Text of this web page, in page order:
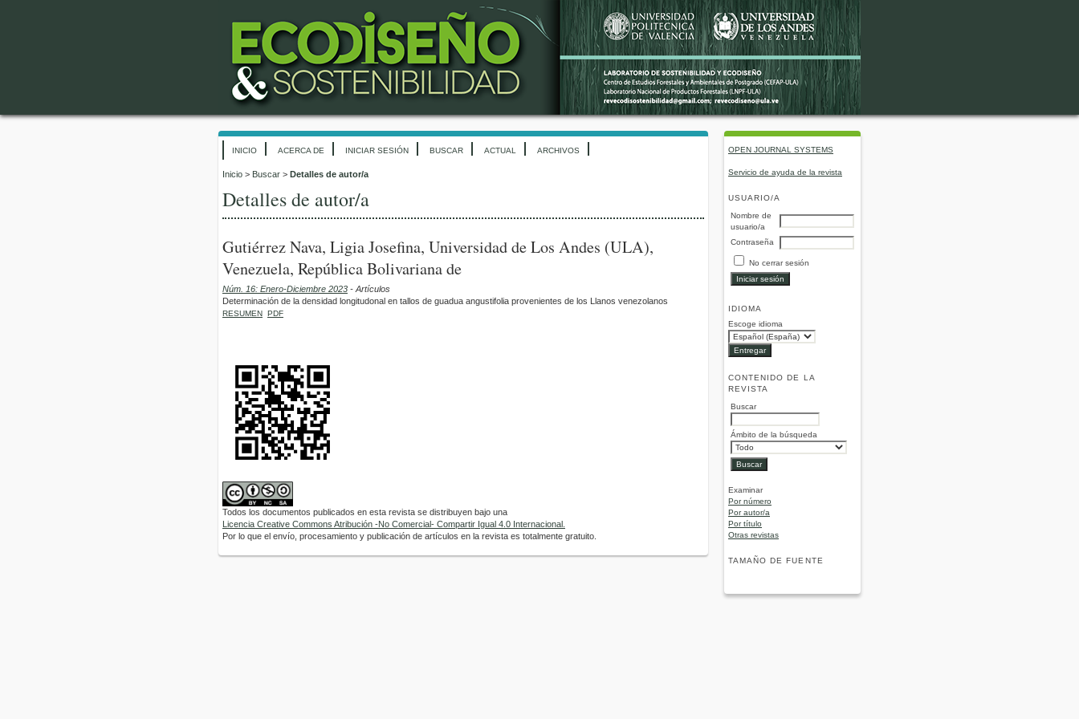
OPEN JOURNAL SYSTEMS
Servicio de ayuda de la revista
USUARIO/A
Nombre de
usuario/a
Contraseña
No cerrar sesión
IDIOMA
Escoge idioma
CONTENIDO DE LA
REVISTA
Buscar
Ámbito de la búsqueda
Examinar
Por número
Por autor/a
Por título
Otras revistas
TAMAÑO DE FUENTE
INICIO ACERCA DE INICIAR SESIÓN BUSCAR ACTUAL ARCHIVOS
Inicio > Buscar > Detalles de autor/a
Detalles de autor/a
Gutiérrez Nava, Ligia Josefina, Universidad de Los Andes (ULA),
Venezuela, República Bolivariana de
Núm. 16: Enero-Diciembre 2023 - Artículos
Determinación de la densidad longitudonal en tallos de guadua angustifolia provenientes de los Llanos venezolanos
RESUMEN PDF
Todos los documentos publicados en esta revista se distribuyen bajo una
Licencia Creative Commons Atribución -No Comercial- Compartir Igual 4.0 Internacional.
Por lo que el envío, procesamiento y publicación de artículos en la revista es totalmente gratuito.